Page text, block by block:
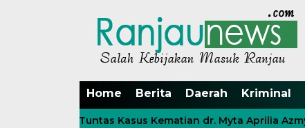
Home Berita Daerah Kriminal
Usut Tuntas Kasus Kematian dr. Myta Aprilia Azmy